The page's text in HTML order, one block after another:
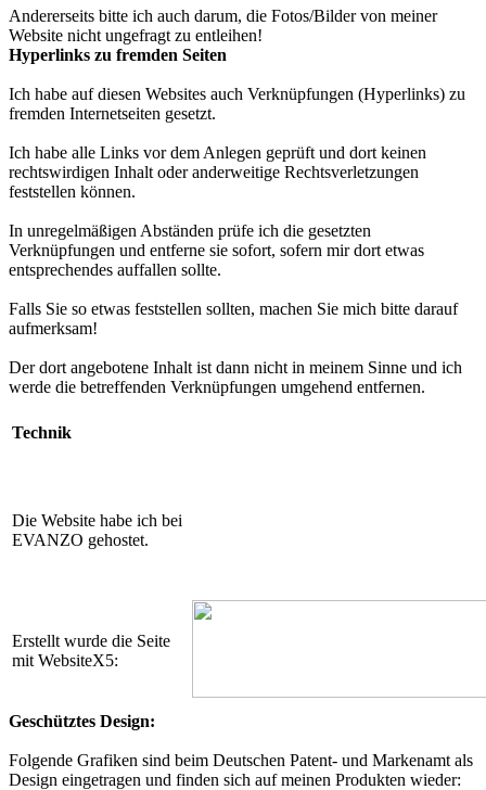
Andererseits bitte ich auch darum, die Fotos/Bilder von meiner
Website nicht ungefragt zu entleihen!
Hyperlinks zu fremden Seiten
Ich habe auf diesen Websites auch Verknüpfungen (Hyperlinks) zu
fremden Internetseiten gesetzt.
Ich habe alle Links vor dem Anlegen geprüft und dort keinen
rechtswirdigen Inhalt oder anderweitige Rechtsverletzungen
feststellen können.
In unregelmäßigen Abständen prüfe ich die gesetzten
Verknüpfungen und entferne sie sofort, sofern mir dort etwas
entsprechendes auffallen sollte.
Falls Sie so etwas feststellen sollten, machen Sie mich bitte darauf
aufmerksam!
Der dort angebotene Inhalt ist dann nicht in meinem Sinne und ich
werde die betreffenden Verknüpfungen umgehend entfernen.
Technik
Die Website habe ich bei
EVANZO gehostet.
Erstellt wurde die Seite
mit WebsiteX5:
Geschütztes Design:
Folgende Grafiken sind beim Deutschen Patent- und Markenamt als
Design eingetragen und finden sich auf meinen Produkten wieder: